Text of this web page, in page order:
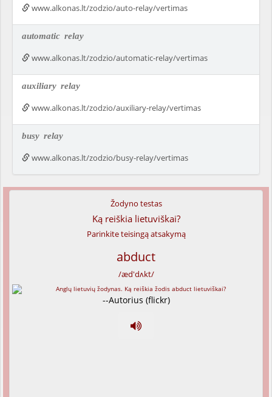
www.alkonas.lt/zodzio/auto-relay/vertimas
automatic relay
www.alkonas.lt/zodzio/automatic-relay/vertimas
auxiliary relay
www.alkonas.lt/zodzio/auxiliary-relay/vertimas
busy relay
www.alkonas.lt/zodzio/busy-relay/vertimas
Žodyno testas
Ką reiškia lietuviškai?
Parinkite teisingą atsakymą
abduct
/æd'dʌkt/
--Autorius (flickr)